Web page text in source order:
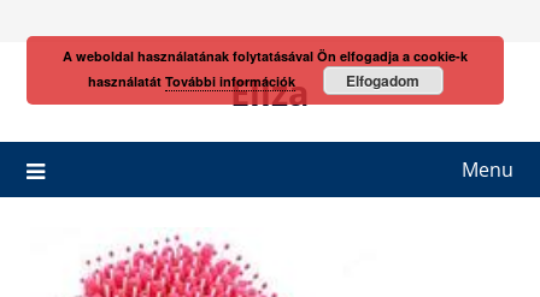
Eliza
Menu
A weboldal használatának folytatásával Ön elfogadja a cookie-k
használatát További információk Elfogadom